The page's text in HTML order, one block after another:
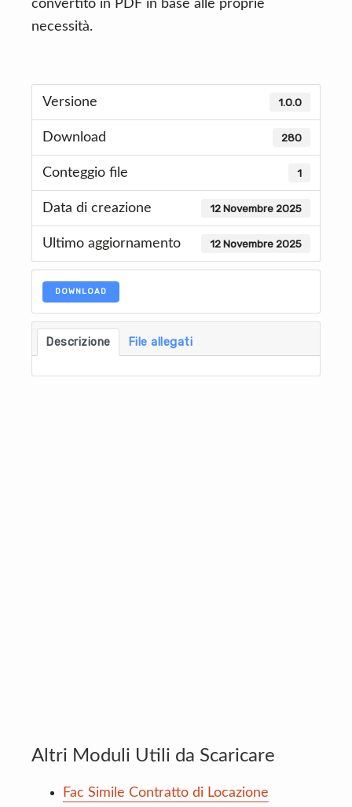
convertito in PDF in base alle proprie
necessità.
Versione 1.0.0
Download 280
Conteggio file 1
Data di creazione 12 Novembre 2025
Ultimo aggiornamento 12 Novembre 2025
DOWNLOAD
Descrizione File allegati
Altri Moduli Utili da Scaricare
Fac Simile Contratto di Locazione